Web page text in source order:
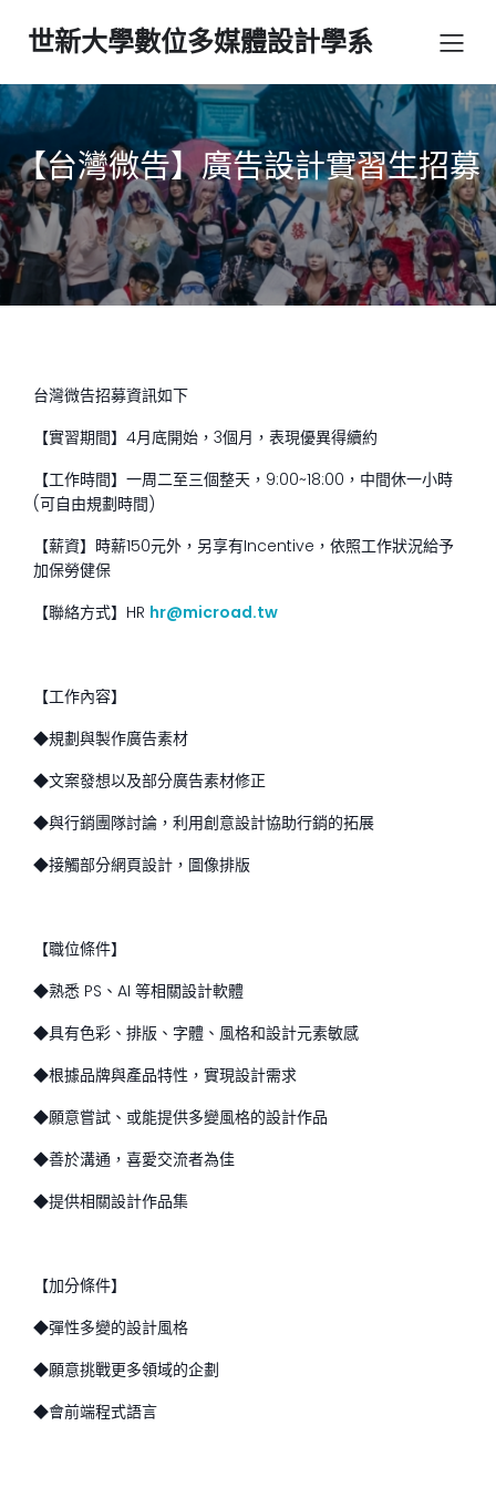
世新大學數位多媒體設計學系
【台灣微告】廣告設計實習生招募
台灣微告招募資訊如下
【實習期間】4月底開始，3個月，表現優異得續約
【工作時間】一周二至三個整天，9:00~18:00，中間休一小時
(可自由規劃時間)
【薪資】時薪150元外，另享有Incentive，依照工作狀況給予
加保勞健保
【聯絡方式】HR hr@microad.tw
【工作內容】
◆規劃與製作廣告素材
◆文案發想以及部分廣告素材修正
◆與行銷團隊討論，利用創意設計協助行銷的拓展
◆接觸部分網頁設計，圖像排版
【職位條件】
◆熟悉 PS、AI 等相關設計軟體
◆具有色彩、排版、字體、風格和設計元素敏感
◆根據品牌與產品特性，實現設計需求
◆願意嘗試、或能提供多變風格的設計作品
◆善於溝通，喜愛交流者為佳
◆提供相關設計作品集
【加分條件】
◆彈性多變的設計風格
◆願意挑戰更多領域的企劃
◆會前端程式語言